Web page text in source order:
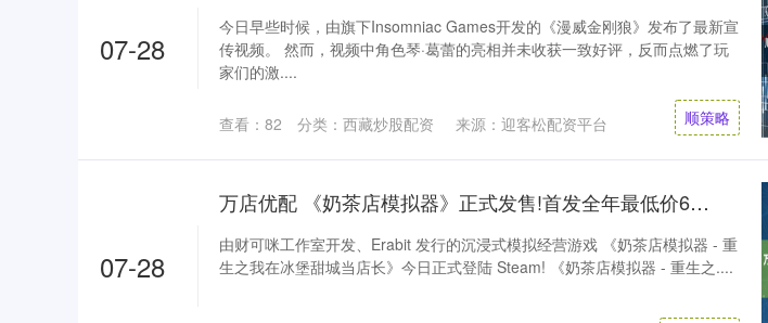
07-28
今日早些时候，由旗下Insomniac Games开发的《漫威金刚狼》发布了最新宣
传视频。 然而，视频中角色琴·葛蕾的亮相并未收获一致好评，反而点燃了玩
家们的激....
来源：迎客松配资平台
查看： 82 分类： 西藏炒股配资 顺策略
07-28
万店优配 《奶茶店模拟器》正式发售!首发全年最低价6.5折
由财可咪工作室开发、Erabit 发行的沉浸式模拟经营游戏 《奶茶店模拟器 - 重
生之我在冰堡甜城当店长》今日正式登陆 Steam! 《奶茶店模拟器 - 重生之....